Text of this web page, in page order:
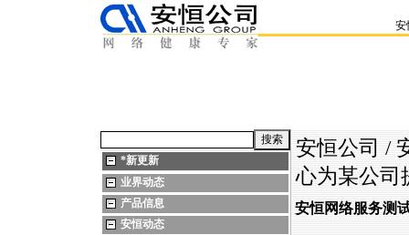
安
*新更新
业界动态
产品信息
安恒动态
安恒公司 /
心为某公司
安恒网络服务测